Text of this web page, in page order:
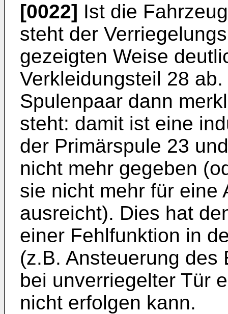
[0022] Ist die
steht der
gezeigten Weise
Verkleidungsteil 28
Spulenpaar dann
steht: damit ist eine
der Primärspule 23
nicht mehr gegeben
sie nicht mehr für eine
ausreicht). Dies hat
einer Fehlfunktion in
(z.B. Ansteuerung
bei unverriegelter Tür
nicht erfolgen kann.